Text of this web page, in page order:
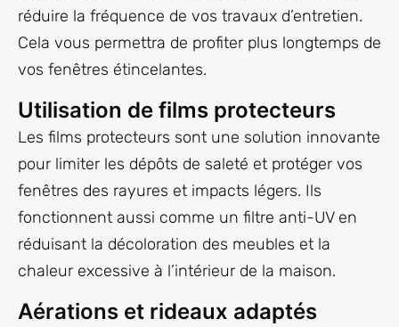
réduire la fréquence de vos travaux d’entretien.
Cela vous permettra de profiter plus longtemps de
vos fenêtres étincelantes.
Utilisation de films protecteurs
Les films protecteurs sont une solution innovante
pour limiter les dépôts de saleté et protéger vos
fenêtres des rayures et impacts légers. Ils
fonctionnent aussi comme un filtre anti-UV en
réduisant la décoloration des meubles et la
chaleur excessive à l’intérieur de la maison.
Aérations et rideaux adaptés